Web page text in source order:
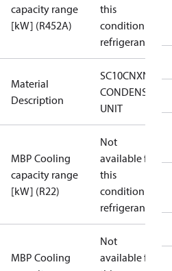
capacity range
[kW] (R452A)
this
condition /
refrigerant
Material
Description
SC10CNXN0
CONDENS.
UNIT
MBP Cooling
capacity range
[kW] (R22)
Not
available for
this
condition /
refrigerant
MBP Cooling
Not
available for